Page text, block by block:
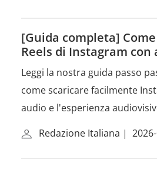
[Guida completa]
Reels di Instagram con
Leggi la nostra guida passo
come scaricare facilmente
audio e l'esperienza
Redazione Italiana |